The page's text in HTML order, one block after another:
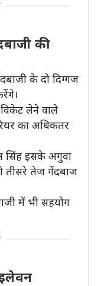
की
के दो दिग्गज
लेने वाले
का अधिकतर
सिंह इसके अगुवा
तीसरे तेज गेंदबाज
में भी सहयोग